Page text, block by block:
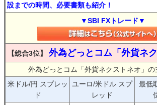
設までの時間、必要書類も紹介！
▼SBI FXトレード▼
【総合3位】 外為どっとコム「外貨ネク
外為どっとコム「外貨ネクストネオ」の
米ドル/円 スプレッ
ド
ユーロ/米ドル スプ
レッド
最低